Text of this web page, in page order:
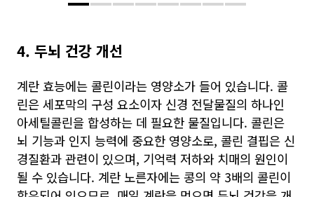
4. 두뇌 건강 개선
계란 효능에는 콜린이라는 영양소가 들어 있습니다. 콜
린은 세포막의 구성 요소이자 신경 전달물질의 하나인
아세틸콜린을 합성하는 데 필요한 물질입니다. 콜린은
뇌 기능과 인지 능력에 중요한 영양소로, 콜린 결핍은 신
경질환과 관련이 있으며, 기억력 저하와 치매의 원인이
될 수 있습니다. 계란 노른자에는 콩의 약 3배의 콜린이